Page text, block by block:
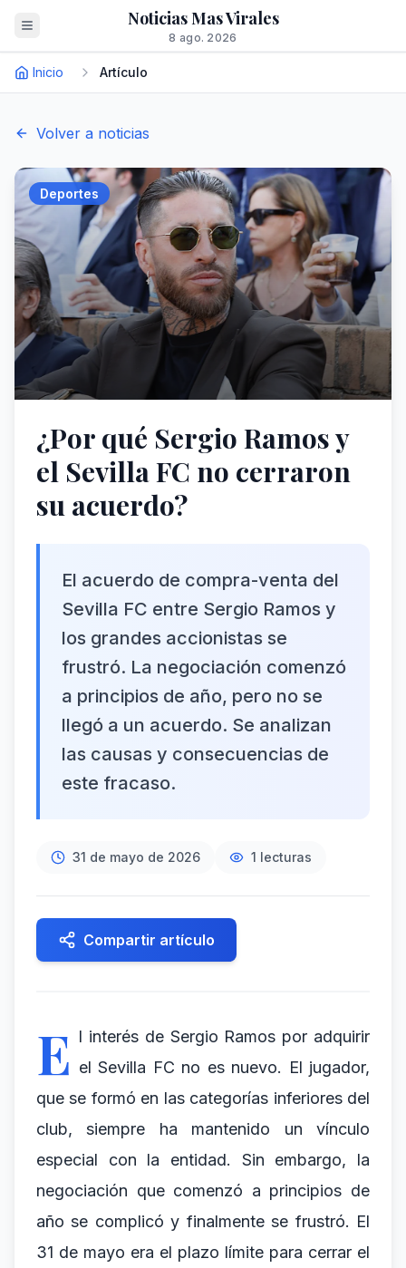
Noticias Mas Virales
8 ago. 2026
Inicio Artículo
Volver a noticias
Deportes
¿Por qué Sergio Ramos y
el Sevilla FC no cerraron
su acuerdo?
El acuerdo de compra-venta del
Sevilla FC entre Sergio Ramos y
los grandes accionistas se
frustró. La negociación comenzó
a principios de año, pero no se
llegó a un acuerdo. Se analizan
las causas y consecuencias de
este fracaso.
31 de mayo de 2026 1 lecturas
Compartir artículo
E l interés de Sergio Ramos por adquirir
el Sevilla FC no es nuevo. El jugador,
que se formó en las categorías inferiores del
club, siempre ha mantenido un vínculo
especial con la entidad. Sin embargo, la
negociación que comenzó a principios de
año se complicó y finalmente se frustró. El
31 de mayo era el plazo límite para cerrar el